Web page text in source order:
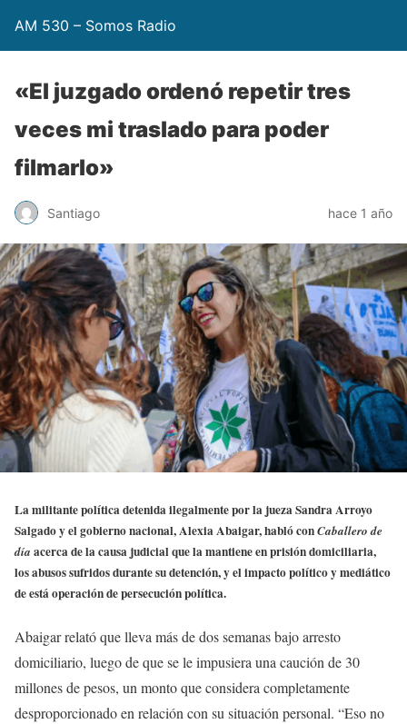
AM 530 – Somos Radio
«El juzgado ordenó repetir tres
veces mi traslado para poder
filmarlo»
Santiago hace 1 año
La militante política detenida ilegalmente por la jueza Sandra Arroyo
Salgado y el gobierno nacional, Alexia Abaigar, habló conCaballero de
día acerca de la causa judicial que la mantiene en prisión domiciliaria,
los abusos sufridos durante su detención, y el impacto político y mediático
de está operación de persecución política.
Abaigar relató que lleva más de dos semanas bajo arresto
domiciliario, luego de que se le impusiera una caución de 30
millones de pesos, un monto que considera completamente
desproporcionado en relación con su situación personal. “Eso no